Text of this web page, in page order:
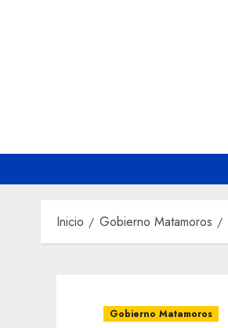
Inicio Gobierno Matamoros
Gobierno Matamoros